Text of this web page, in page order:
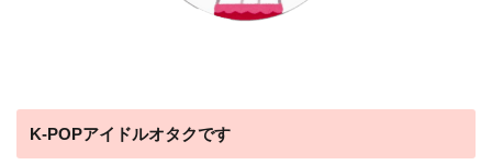
K-POPアイドルオタクです